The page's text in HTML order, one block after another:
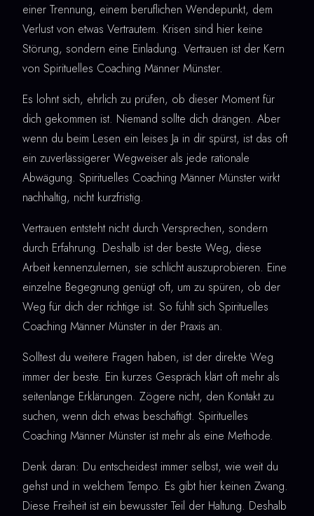
einer Trennung, einem beruflichen Wendepunkt, dem
Verlust von etwas Vertrautem. Krisen sind hier keine
Störung, sondern eine Einladung. Vertrauen ist der Kern
von Spirituelles Coaching Männer Münster.
Es lohnt sich, ehrlich zu prüfen, ob dieser Moment für
dich gekommen ist. Niemand sollte dich drängen. Aber
wenn du beim Lesen ein leises Ja in dir spürst, ist das oft
ein zuverlässigerer Wegweiser als jede rationale
Abwägung. Spirituelles Coaching Männer Münster wirkt
nachhaltig, nicht kurzfristig.
Vertrauen entsteht nicht durch Versprechen, sondern
durch Erfahrung. Deshalb ist der beste Weg, diese
Arbeit kennenzulernen, sie schlicht auszuprobieren. Eine
einzelne Begegnung genügt oft, um zu spüren, ob der
Weg für dich der richtige ist. So fühlt sich Spirituelles
Coaching Männer Münster in der Praxis an.
Solltest du weitere Fragen haben, ist der direkte Weg
immer der beste. Ein kurzes Gespräch klärt oft mehr als
seitenlange Erklärungen. Zögere nicht, den Kontakt zu
suchen, wenn dich etwas beschäftigt. Spirituelles
Coaching Männer Münster ist mehr als eine Methode.
Denk daran: Du entscheidest immer selbst, wie weit du
gehst und in welchem Tempo. Es gibt hier keinen Zwang.
Diese Freiheit ist ein bewusster Teil der Haltung. Deshalb